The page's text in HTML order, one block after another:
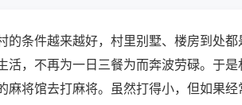
的条件越来越好，村里别墅、楼房到处
活，不再为一日三餐为而奔波劳碌。于
麻将馆去打麻将。虽然打得小，但如果经